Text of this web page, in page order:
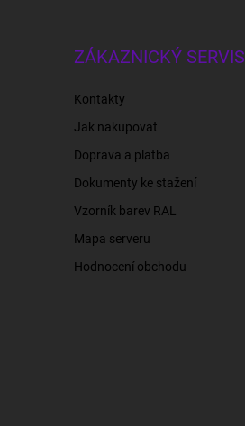
ZÁKAZNICKÝ SERVIS
Kontakty
Jak nakupovat
Doprava a platba
Dokumenty ke stažení
Vzorník barev RAL
Mapa serveru
Hodnocení obchodu